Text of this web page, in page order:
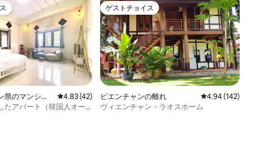
星の平均評価
県のマンショ
レビュー42件、5つ星中4.83つ星の平均評価
4.83 (42)
たアパート（韓国人オー
ゲストチョイス
ゲストチョイス
ビエンチャンの離れ レビュー142件、5つ
4.94 (142)
ヴィエンチャン・ラオスホーム